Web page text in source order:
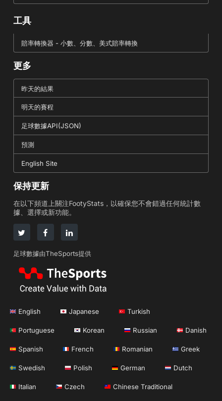
工具
賠率轉換器 - 小數、分數、美式賠率轉換
更多
昨天的結果
明天的賽程
足球數據API(JSON)
預測
English Site
保持更新
在以下頻道上關注FootyStats，以確保您不會錯過任何統計數
據、選擇或新功能。
足球數據由TheSports提供
English Japanese Turkish
Portuguese Korean Russian Danish
Spanish French Romanian Greek
Swedish Polish German Dutch
Italian Czech Chinese Traditional